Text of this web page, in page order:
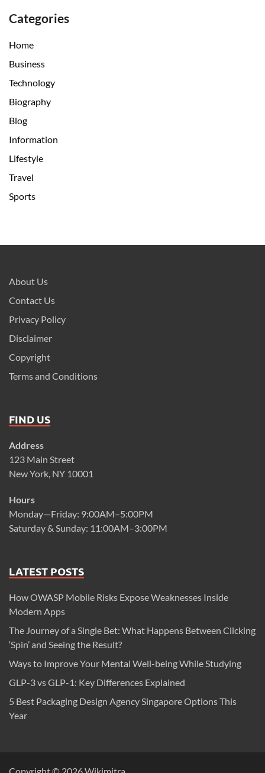
Categories
Home
Business
Technology
Biography
Blog
Information
Lifestyle
Travel
Sports
About Us
Contact Us
Privacy Policy
Disclaimer
Copyright
Terms and Conditions
FIND US
Address
123 Main Street
New York, NY 10001
Hours
Monday—Friday: 9:00AM–5:00PM
Saturday & Sunday: 11:00AM–3:00PM
LATEST POSTS
How OWASP Mobile Risks Expose Weaknesses Inside
Modern Apps
The Journey of a Single Bet: What Happens Between Clicking
‘Spin’ and Seeing the Result?
Ways to Improve Your Mental Well-being While Studying
GLP-3 vs GLP-1: Key Differences Explained
5 Best Packaging Design Agency Singapore Options This
Year